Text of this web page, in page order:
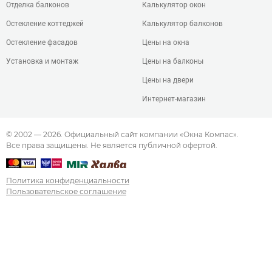
Отделка балконов
Остекление коттеджей
Остекление фасадов
Установка и монтаж
Калькулятор окон
Калькулятор балконов
Цены на окна
Цены на балконы
Цены на двери
Интернет-магазин
© 2002 — 2026. Официальный сайт компании «Окна Компас».
Все права защищены. Не является публичной офертой.
Политика конфиденциальности
Пользовательское соглашение